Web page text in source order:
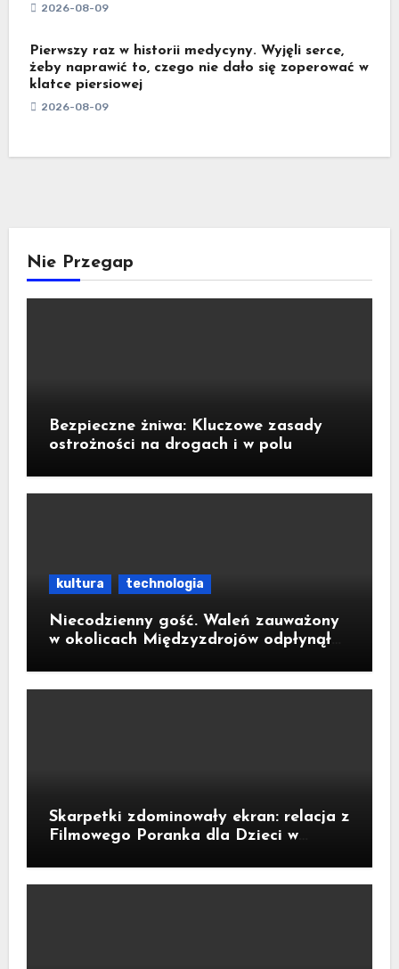
2026-08-09
Pierwszy raz w historii medycyny. Wyjęli serce,
żeby naprawić to, czego nie dało się zoperować w
klatce piersiowej
2026-08-09
Nie Przegap
Bezpieczne żniwa: Kluczowe zasady
ostrożności na drogach i w polu
kultura technologia
Niecodzienny gość. Waleń zauważony
w okolicach Międzyzdrojów odpłynął
Skarpetki zdominowały ekran: relacja z
Filmowego Poranka dla Dzieci w